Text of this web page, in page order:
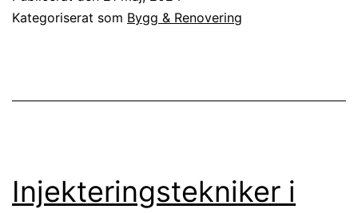
Kategoriserat som Bygg & Renovering
Injekteringstekniker i